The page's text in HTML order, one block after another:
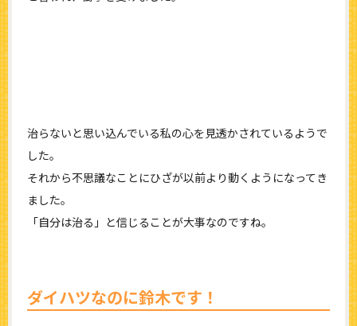
治らないと思い込んでいる私の心を見透かされているようで
した。
それから不思議なことにひざが以前より動くようになってき
ました。
「自分は治る」と信じることが大事なのですね。
ダイハツなのに鈴木です！